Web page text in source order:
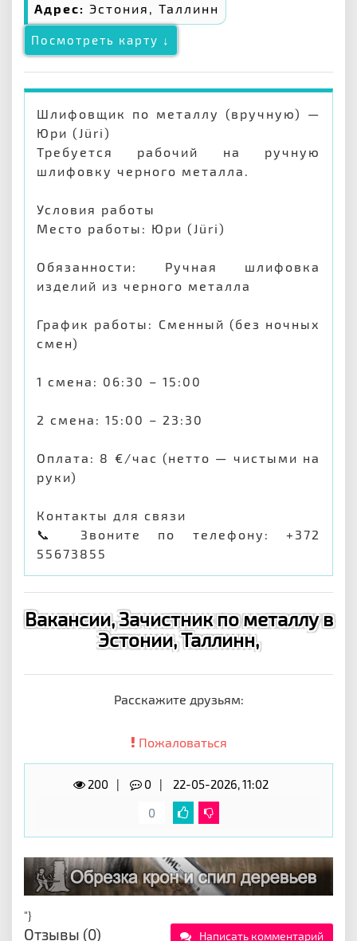
Адрес: Эстония, Таллинн
Посмотреть карту ↓
Шлифовщик по металлу (вручную) —
Юри (Jüri)
Требуется рабочий на ручную
шлифовку черного металла.
Условия работы
Место работы: Юри (Jüri)
Обязанности: Ручная шлифовка
изделий из черного металла
График работы: Сменный (без ночных
смен)
1 смена: 06:30 – 15:00
2 смена: 15:00 – 23:30
Оплата: 8 €/час (нетто — чистыми на
руки)
Контакты для связи
📞 Звоните по телефону: +372
55673855
Вакансии, Зачистник по металлу в
Эстонии, Таллинн,
Расскажите друзьям:
Пожаловаться
200 0
22-05-2026, 11:02
0
"}
Отзывы (0) Написать комментарий